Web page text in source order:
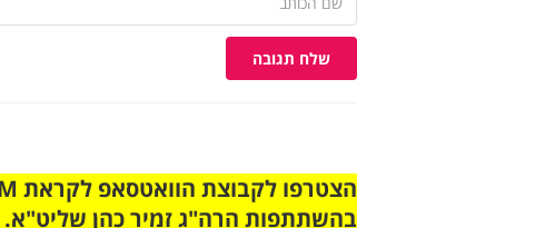
שלח תגובה
בהשתתפות הרה"ג זמיר כהן